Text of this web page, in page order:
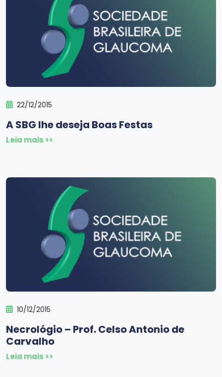
22/12/2015
A SBG lhe deseja Boas Festas
Leia mais >>
10/12/2015
Necrológio – Prof. Celso Antonio de
Carvalho
Leia mais >>